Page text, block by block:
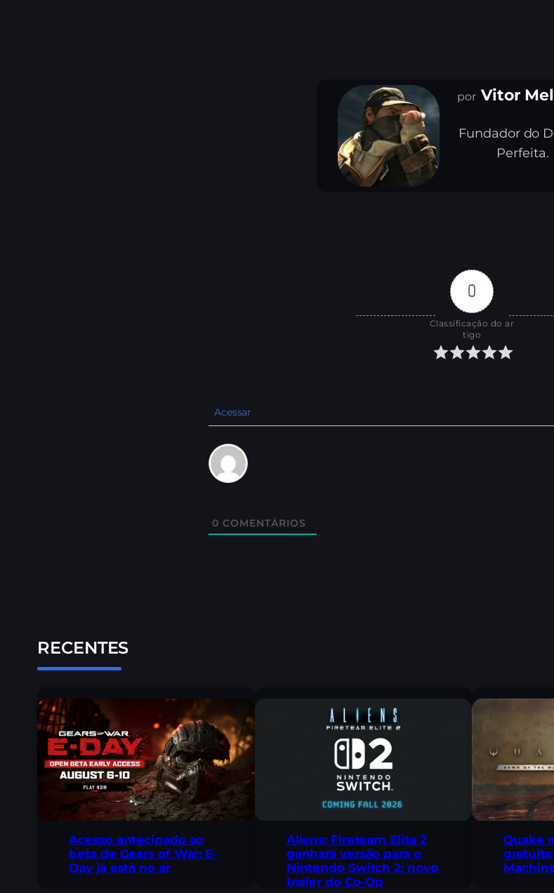
Vitor
Fundador do
Perfeita.
0
Classificação do ar
tigo
Acessar
0 COMENTÁRIOS
RECENTES
Acesso antecipado ao
beta de Gears of War: E-
Day já está no ar
Aliens: Fireteam Elite 2
ganhará versão para o
Nintendo Switch 2; novo
trailer do Co-Op
Quake